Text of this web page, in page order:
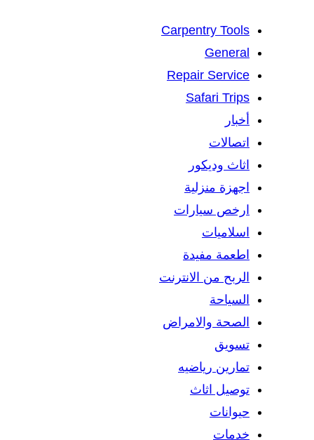
Carpentry Tools
General
Repair Service
Safari Trips
أخبار
اتصالات
اثاث وديكور
اجهزة منزلية
ارخص سيارات
اسلاميات
اطعمة مفيدة
الربح من الانترنت
السياحة
الصحة والامراض
تسويق
تمارين رياضيه
توصيل اثاث
حيوانات
خدمات